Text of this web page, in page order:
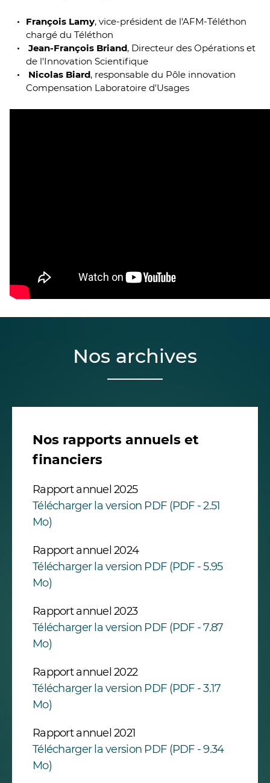
François Lamy, vice-président de l'AFM-Téléthon
chargé du Téléthon
Jean-François Briand, Directeur des Opérations et
de l'Innovation Scientifique
Nicolas Biard, responsable du Pôle innovation
Compensation Laboratoire d'Usages
Nos archives
Nos rapports annuels et
financiers
Rapport annuel 2025
Télécharger la version PDF (PDF - 2.51
Mo)
Rapport annuel 2024
Télécharger la version PDF (PDF - 5.95
Mo)
Rapport annuel 2023
Télécharger la version PDF (PDF - 7.87
Mo)
Rapport annuel 2022
Télécharger la version PDF (PDF - 3.17
Mo)
Rapport annuel 2021
Télécharger la version PDF (PDF - 9.34
Mo)